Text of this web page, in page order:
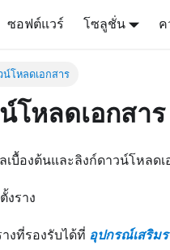
ซอฟต์แวร์ โซลูชั่น ค
น์โหลดเอกสาร
โหลดเอกสาร
บื้องต้นและลิงก์ดาวน์โหลดเ
งราง
งที่รองรับได้ที่ อุปกรณ์เสริม